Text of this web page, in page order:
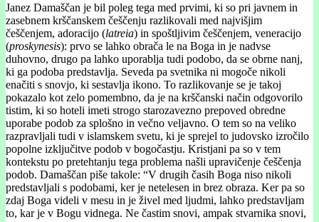
Janez Damaščan je bil poleg tega med prvimi, ki so pri javnem in
zasebnem krščanskem češčenju razlikovali med najvišjim
češčenjem, adoracijo (latreia) in spoštljivim češčenjem, veneracijo
(proskynesis): prvo se lahko obrača le na Boga in je nadvse
duhovno, drugo pa lahko uporablja tudi podobo, da se obrne nanj,
ki ga podoba predstavlja. Seveda pa svetnika ni mogoče nikoli
enačiti s snovjo, ki sestavlja ikono. To razlikovanje se je takoj
pokazalo kot zelo pomembno, da je na krščanski način odgovorilo
tistim, ki so hoteli imeti strogo starozavezno prepoved obredne
uporabe podob za splošno in večno veljavno. O tem so na veliko
razpravljali tudi v islamskem svetu, ki je sprejel to judovsko izročilo
popolne izključitve podob v bogočastju. Kristjani pa so v tem
kontekstu po pretehtanju tega problema našli upravičenje češčenja
podob. Damaščan piše takole: “V drugih časih Boga niso nikoli
predstavljali s podobami, ker je netelesen in brez obraza. Ker pa so
zdaj Boga videli v mesu in je živel med ljudmi, lahko predstavljam
to, kar je v Bogu vidnega. Ne častim snovi, ampak stvarnika snovi,